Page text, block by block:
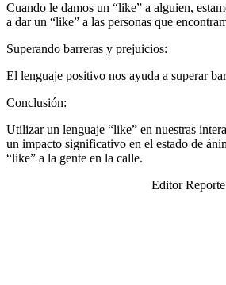
Cuando le damos un “like” a alguien,
a dar un “like” a las personas que
Superando barreras y prejuicios:
El lenguaje positivo nos ayuda a superar
Conclusión:
Utilizar un lenguaje “like” en nuestras
un impacto significativo en el estado de
“like” a la gente en la calle.
Editor